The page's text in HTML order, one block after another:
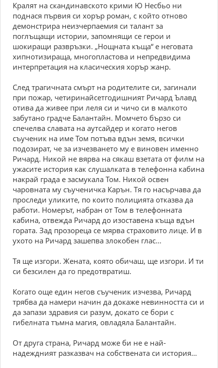
Кралят на скандинавското крими Ю Несбьо ни
поднася първия си хорър роман, с който отново
демонстрира неизчерпаемия си талант за
поглъщащи истории, запомнящи се герои и
шокиращи развръзки. „Нощната къща“ е неговата
хипнотизираща, многопластова и непредвидима
интерпретация на класическия хорър жанр.
След трагичната смърт на родителите си, загинали
при пожар, четиринайсетгодишният Ричард Ълавд
отива да живее при леля си и чичо си в малкото
забутано градче Балантайн. Момчето бързо си
спечелва славата на аутсайдер и когато негов
съученик на име Том потъва вдън земя, всички
подозират, че за изчезването му е виновен именно
Ричард. Никой не вярва на сякаш взетата от филм на
ужасите история как слушалката в телефонна кабина
накрай града е засмукала Том. Никой освен
чаровната му съученичка Карън. Тя го насърчава да
проследи уликите, по които полицията отказва да
работи. Номерът, набран от Том в телефонната
кабина, отвежда Ричард до изоставена къща вдън
гората. Зад прозореца се мярва страховито лице. И в
ухото на Ричард зашепва злокобен глас…
Тя ще изгори. Жената, която обичаш, ще изгори. И ти
си безсилен да го предотвратиш.
Когато още един негов съученик изчезва, Ричард
трябва да намери начин да докаже невинността си и
да запази здравия си разум, докато се бори с
гибелната тъмна магия, овладяла Балантайн.
От друга страна, Ричард може би не е най-
надеждният разказвач на собствената си история…